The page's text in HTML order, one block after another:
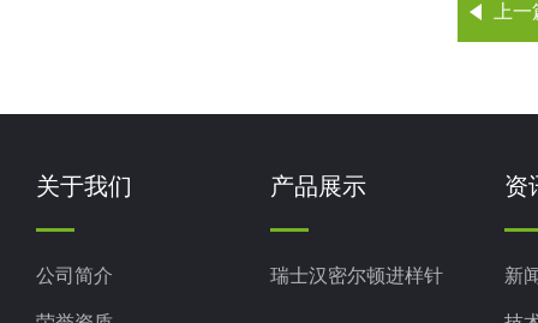
上
关于我们
公司简介
产品展示
瑞士汉密尔顿进样针
资
新